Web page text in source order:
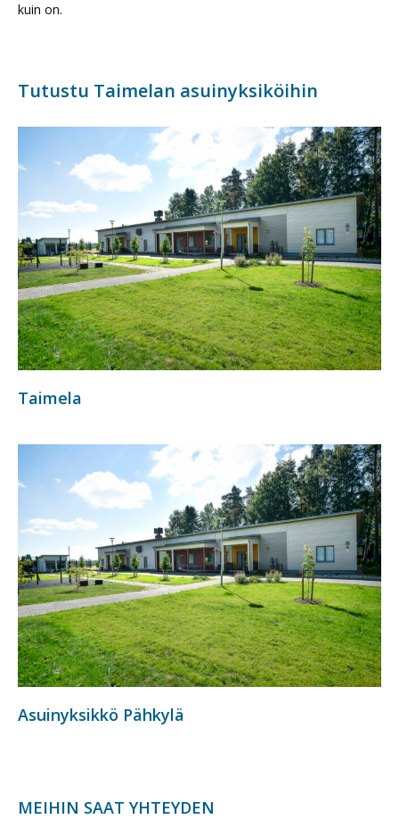
kuin on.
Tutustu Taimelan asuinyksiköihin
Taimela
Asuinyksikkö Pähkylä
MEIHIN SAAT YHTEYDEN